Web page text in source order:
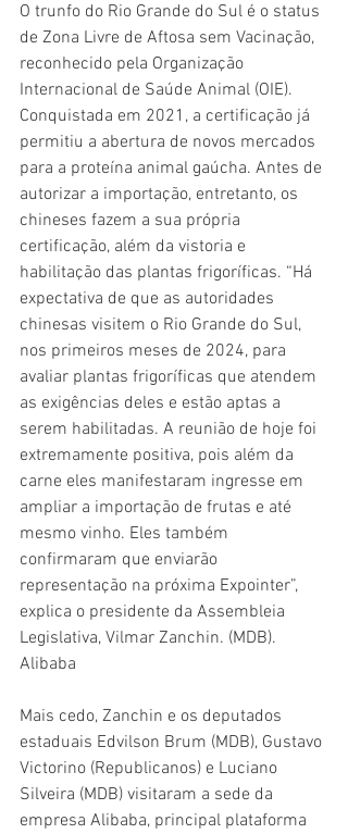
O trunfo do Rio Grande do Sul é o status
de Zona Livre de Aftosa sem Vacinação,
reconhecido pela Organização
Internacional de Saúde Animal (OIE).
Conquistada em 2021, a certificação já
permitiu a abertura de novos mercados
para a proteína animal gaúcha. Antes de
autorizar a importação, entretanto, os
chineses fazem a sua própria
certificação, além da vistoria e
habilitação das plantas frigoríficas. “Há
expectativa de que as autoridades
chinesas visitem o Rio Grande do Sul,
nos primeiros meses de 2024, para
avaliar plantas frigoríficas que atendem
as exigências deles e estão aptas a
serem habilitadas. A reunião de hoje foi
extremamente positiva, pois além da
carne eles manifestaram ingresse em
ampliar a importação de frutas e até
mesmo vinho. Eles também
confirmaram que enviarão
representação na próxima Expointer”,
explica o presidente da Assembleia
Legislativa, Vilmar Zanchin. (MDB).
Alibaba
Mais cedo, Zanchin e os deputados
estaduais Edvilson Brum (MDB), Gustavo
Victorino (Republicanos) e Luciano
Silveira (MDB) visitaram a sede da
empresa Alibaba, principal plataforma